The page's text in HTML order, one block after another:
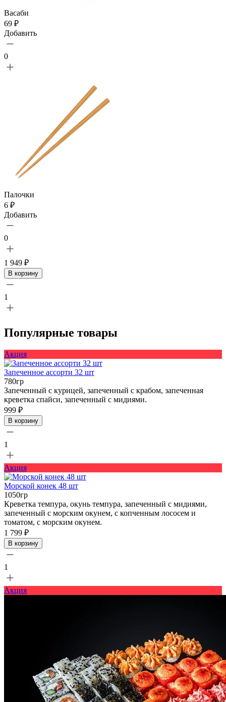
Васаби
69 ₽
Добавить
0
Палочки
6 ₽
Добавить
0
1 949 ₽
В корзину
1
Популярные товары
Акция
Запеченное ассорти 32 шт
780гр
Запеченный с курицей, запеченный с крабом, запеченная
креветка спайси, запеченный с мидиями.
999 ₽
В корзину
1
Акция
Морской конек 48 шт
1050гр
Креветка темпура, окунь темпура, запеченный с мидиями,
запеченный с морским окунем, с копченным лососем и
томатом, с морским окунем.
1 799 ₽
В корзину
1
Акция